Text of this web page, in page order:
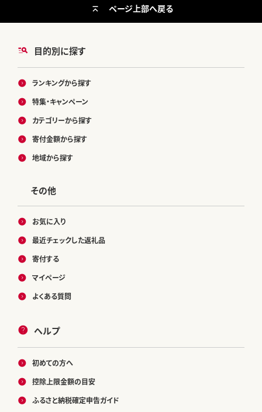
目的別に探す
ランキングから探す
特集・キャンペーン
カテゴリーから探す
寄付金額から探す
地域から探す
その他
お気に入り
最近チェックした返礼品
寄付する
マイページ
よくある質問
ヘルプ
初めての方へ
控除上限金額の目安
ふるさと納税確定申告ガイド
ページ上部へ戻る